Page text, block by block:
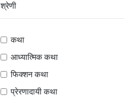
श्रेणी
कथा
आध्यात्मिक कथा
फिक्शन कथा
प्रेरणादायी कथा